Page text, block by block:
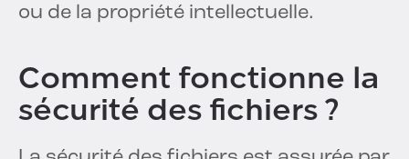
ou de la propriété intellectuelle.
Comment fonctionne la
sécurité des fichiers ?